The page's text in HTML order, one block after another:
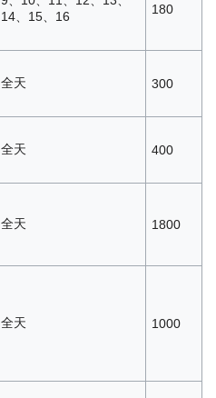
14、15、16
180
全天 300
全天 400
全天 1800
全天 1000